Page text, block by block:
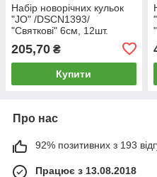
Набір новорічних кульок
"JO" /DSCN1393/
"Святкові" 6см, 12шт.
205,70 ₴
Купити
Про нас
92% позитивних з 193
Працює з 13.08.2018